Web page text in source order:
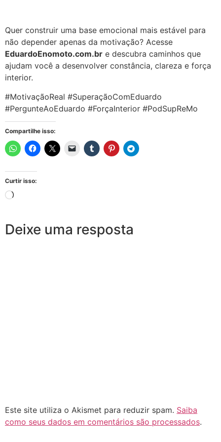
Quer construir uma base emocional mais estável para
não depender apenas da motivação? Acesse
EduardoEnomoto.com.br e descubra caminhos que
ajudam você a desenvolver constância, clareza e força
interior.
#MotivaçãoReal #SuperaçãoComEduardo
#PergunteAoEduardo #ForçaInterior #PodSupReMo
Compartilhe isso:
Curtir isso:
Deixe uma resposta
Este site utiliza o Akismet para reduzir spam. Saiba
como seus dados em comentários são processados.